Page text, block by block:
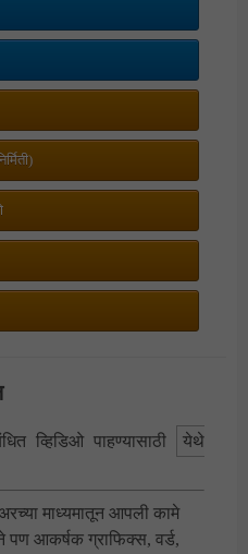
व्हिडिओ पाहण्यासाठी
येथे
माध्यमातून आपली कामे
पण आकर्षक ग्राफिक्स, वर्ड,